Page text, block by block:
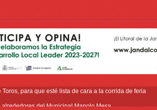
para que esté lista de cara a la corrida de feria
del Municipal Manolo Mesa